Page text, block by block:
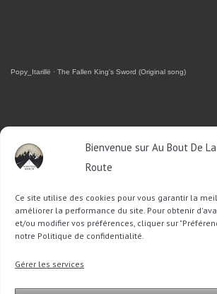
Bienvenue sur Au Bout De La
Route
Ce site utilise des cookies pour vous garantir la
améliorer la performance du site. Pour obtenir
et/ou modifier vos préférences, cliquer sur
notre Politique de confidentialité.
Gérer les services
Popy_Itarillë · The Fallen King's Sword (Original song)
RETROUVEZ-MOI SUR FACEBOOK
OU SUR TWITTER
Follow @Sophie_ABDLRTweet to